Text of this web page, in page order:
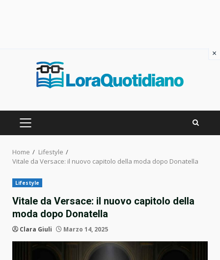
PRIMARY
Home
Lifestyle
Vitale da Versace: il nuovo capitolo della moda dopo Donatella
Lifestyle
Vitale da Versace: il nuovo capitolo della
moda dopo Donatella
Clara Giuli Marzo 14, 2025
×